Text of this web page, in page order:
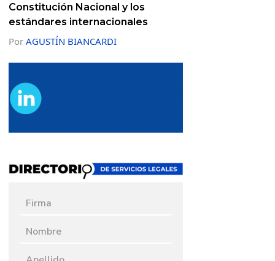
Constitución Nacional y los
estándares internacionales
Por AGUSTÍN BIANCARDI